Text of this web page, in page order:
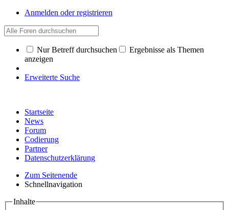
Anmelden oder registrieren
Nur Betreff durchsuchen
Ergebnisse als Themen
anzeigen
Erweiterte Suche
Startseite
News
Forum
Codierung
Partner
Datenschutzerklärung
Zum Seitenende
Schnellnavigation
Inhalte